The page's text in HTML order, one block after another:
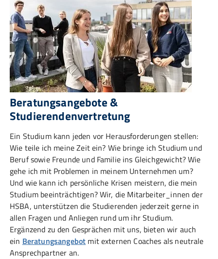
Beratungsangebote &
Studierendenvertretung
Ein Studium kann jeden vor Herausforderungen stellen:
Wie teile ich meine Zeit ein? Wie bringe ich Studium und
Beruf sowie Freunde und Familie ins Gleichgewicht? Wie
gehe ich mit Problemen in meinem Unternehmen um?
Und wie kann ich persönliche Krisen meistern, die mein
Studium beeinträchtigen? Wir, die Mitarbeiter_innen der
HSBA, unterstützen die Studierenden jederzeit gerne in
allen Fragen und Anliegen rund um ihr Studium.
Ergänzend zu den Gesprächen mit uns, bieten wir auch
ein Beratungsangebot mit externen Coaches als neutrale
Ansprechpartner an.